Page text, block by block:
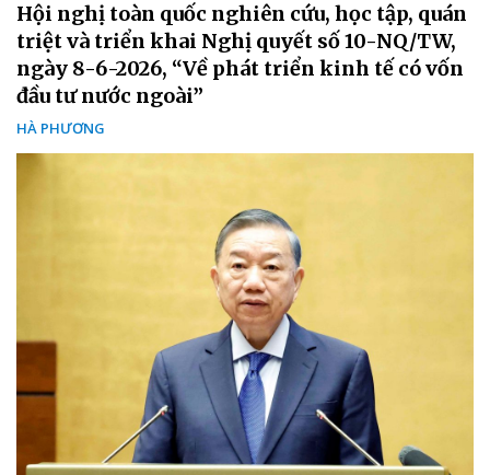
Hội nghị toàn quốc nghiên cứu, học tập, quán
triệt và triển khai Nghị quyết số 10-NQ/TW,
ngày 8-6-2026, “Về phát triển kinh tế có vốn
đầu tư nước ngoài”
HÀ PHƯƠNG